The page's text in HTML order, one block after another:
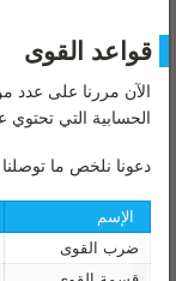
قواعد القوى
الآن مررنا على عدد
الحسابية التي
دعونا نلخص ما توصلنا
الإسم
ضرب القوى